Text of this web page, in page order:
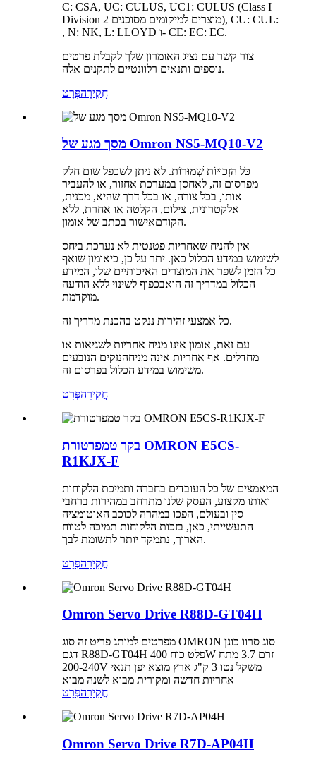
C: CSA, UC: CULUS, UC1: CULUS (Class I
Division 2 מוצרים למיקומים מסוכנים), CU: CUL:
, N: NK, L: LLOYD ו- CE: EC: EC.
צור קשר עם נציג האומרון שלך לקבלת פרטים
נוספים ותנאים רלוונטיים לתקנים אלה.
חֲקִירָהפְּרָט
מסך מגע של Omron NS5-MQ10-V2
כֹּל הַזְכוּיוֹת שְׁמוּרוֹת. לא ניתן לשכפל שום חלק
מפרסום זה, לאחסן במערכת אחזור, או להעביר
אותו, בכל צורה, או בכל דרך שהיא, מכנית,
אלקטרונית, צילום, הקלטה או אחרת, ללא
הקודםאישור בכתב של אומון.
אין להניח שאחריות פטנטית לא נערכת ביחס
לשימוש במידע הכלול כאן. יתר על כן, כיאומון שואף
כל הזמן לשפר את המוצרים האיכותיים שלו, המידע
הכלול במדריך זה הואבכפוף לשינוי ללא הודעה
מוקדמת.
כל אמצעי זהירות ננקט בהכנת מדריך זה.
עם זאת, אומון אינו מניח אחריות לשגיאות או
מחדלים. אף אחריות אינה מניחהנזקים הנובעים
משימוש במידע הכלול בפרסום זה.
חֲקִירָהפְּרָט
בקר טמפרטורת OMRON E5CS-
R1KJX-F
המאמצים של כל העובדים בחברה ותמיכת הלקוחות
ואותו מקצוע, העסק שלנו מתרחב במהירות ברחבי
סין ובעולם, הפכו במהרה לכוכב האוטומציה
התעשייתי, כאן, בזכות הלקוחות תמיכה לטווח
הארוך, נתמקד יותר לתשומת לבך.
חֲקִירָהפְּרָט
Omron Servo Drive R88D-GT04H
מפרטים למותג פריט זה סוג OMRON סוג סרוו כונן
דגם R88D-GT04H פלט כוח 400W זרם 3.7 מתח
200-240V משקל נטו 3 ק"ג ארץ מוצא יפן תנאי
אחריות חדשה ומקורית מבוא לשנה מבוא
חֲקִירָהפְּרָט
Omron Servo Drive R7D-AP04H